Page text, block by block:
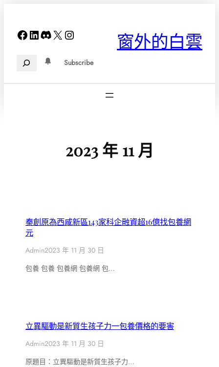
Facebook
LinkedIn
Discord
X Instagram 窗外的白雲
Search Subscribe
2023 年 11 月
秦創原為西咸新區143家科企融資超16億找包養網
元
Admin2023 年 11 月 30 日
包養 包養 包養網 包養網 包…
立異驅動是新質生孩子力一包養價格的要害
Admin2023 年 11 月 30 日
原題目：立異驅動是新質生孩子力…